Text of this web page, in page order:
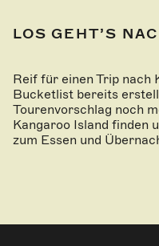
LOS GEHT’S
Reif für einen Trip nach
Bucketlist bereits
Tourenvorschlag noch
Kangaroo Island finden
zum Essen und